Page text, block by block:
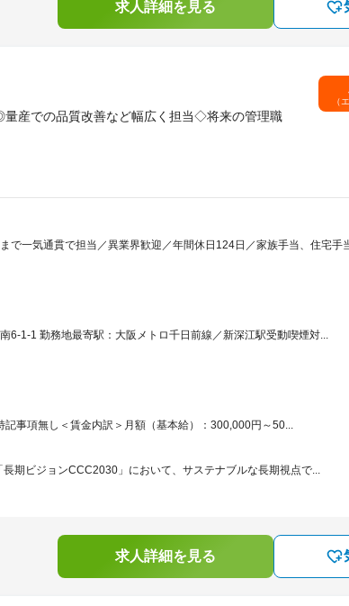
求人詳細を見る
産での品質改善など幅広く担当◇将来の管理職
（
で一気通貫で担当／異業界歓迎／年間休日124日／家族手当、住宅手
6-1-1 勤務地最寄駅：大阪メトロ千日前線／新深江駅受動喫煙対...
事項無し＜賃金内訳＞月額（基本給）：300,000円～50...
期ビジョンCCC2030」において、サステナブルな長期視点で...
求人詳細を見る